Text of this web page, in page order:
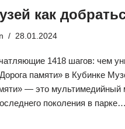
как
28.01.2024
1418 шагов: чем
памяти» в Кубинке
— это
поколения в парке…